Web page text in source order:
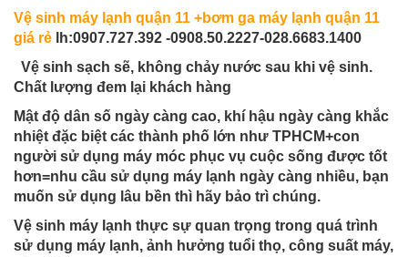
Vệ sinh máy lạnh quận 11 +bơm ga máy lạnh quận 11
giá rẻ lh:0907.727.392 -0908.50.2227-028.6683.1400
Vệ sinh sạch sẽ, không chảy nước sau khi vệ sinh.
Chất lượng đem lại khách hàng
Mật độ dân số ngày càng cao, khí hậu ngày càng khắc
nhiệt đặc biệt các thành phố lớn như TPHCM+con
người sử dụng máy móc phục vụ cuộc sống được tốt
hơn=nhu cầu sử dụng máy lạnh ngày càng nhiều, bạn
muốn sử dụng lâu bền thì hãy bảo trì chúng.
Vệ sinh máy lạnh thực sự quan trọng trong quá trình
sử dụng máy lạnh, ảnh hưởng tuổi thọ, công suất máy,